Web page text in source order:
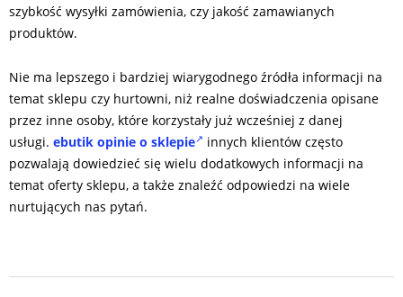
szybkość wysyłki zamówienia, czy jakość zamawianych
produktów.
Nie ma lepszego i bardziej wiarygodnego źródła informacji na
temat sklepu czy hurtowni, niż realne doświadczenia opisane
przez inne osoby, które korzystały już wcześniej z danej
usługi. ebutik opinie o sklepie
innych klientów często
pozwalają dowiedzieć się wielu dodatkowych informacji na
temat oferty sklepu, a także znaleźć odpowiedzi na wiele
nurtujących nas pytań.